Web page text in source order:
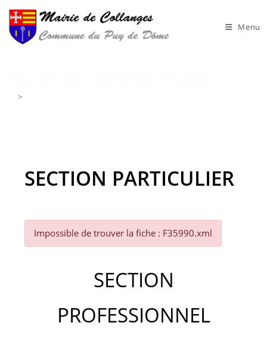
Skip
content
Menu
>
SECTION PARTICULIER
Impossible de trouver la fiche : F35990.xml
SECTION
PROFESSIONNEL